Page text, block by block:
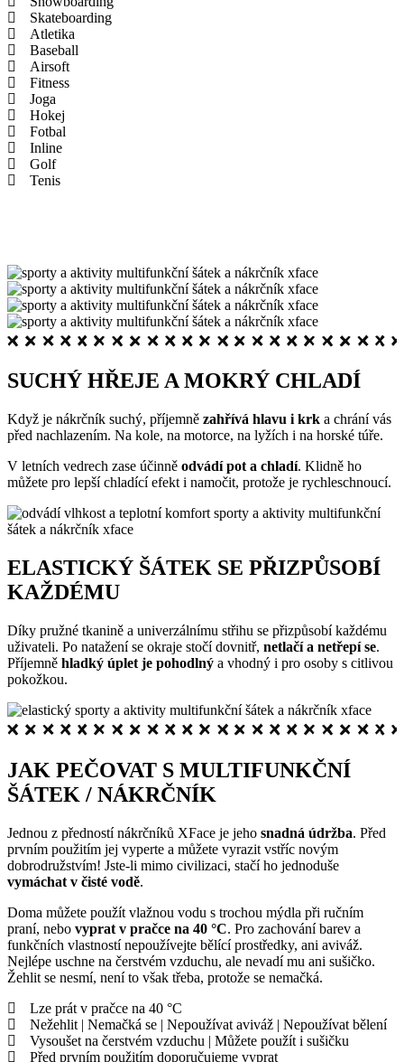
Skateboarding
Atletika
Baseball
Airsoft
Fitness
Joga
Hokej
Fotbal
Inline
Golf
Tenis
SUCHÝ HŘEJE A MOKRÝ CHLADÍ
Když je nákrčník suchý, příjemně zahřívá hlavu i krk a chrání vás
před nachlazením. Na kole, na motorce, na lyžích i na horské túře.
V letních vedrech zase účinně odvádí pot a chladí. Klidně ho
můžete pro lepší chladící efekt i namočit, protože je rychleschnoucí.
ELASTICKÝ ŠÁTEK SE PŘIZPŮSOBÍ
KAŽDÉMU
Díky pružné tkanině a univerzálnímu střihu se přizpůsobí každému
uživateli. Po natažení se okraje stočí dovnitř, netlačí a netřepí se.
Příjemně hladký úplet je pohodlný a vhodný i pro osoby s citlivou
pokožkou.
JAK PEČOVAT S MULTIFUNKČNÍ
ŠÁTEK / NÁKRČNÍK
Jednou z předností nákrčníků XFace je jeho snadná údržba. Před
prvním použitím jej vyperte a můžete vyrazit vstříc novým
dobrodružstvím! Jste-li mimo civilizaci, stačí ho jednoduše
vymáchat v čisté vodě.
Doma můžete použít vlažnou vodu s trochou mýdla při ručním
praní, nebo vyprat v pračce na 40 °C. Pro zachování barev a
funkčních vlastností nepoužívejte bělící prostředky, ani aviváž.
Nejlépe uschne na čerstvém vzduchu, ale nevadí mu ani sušičko.
Žehlit se nesmí, není to však třeba, protože se nemačká.
Lze prát v pračce na 40 °C
Nežehlit | Nemačká se | Nepoužívat aviváž | Nepoužívat bělení
Vysoušet na čerstvém vzduchu | Můžete použít i sušičku
Před prvním použitím doporučujeme vyprat